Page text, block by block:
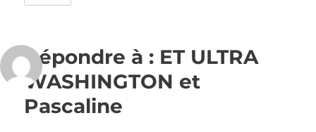
Répondre à : ET ULTRA
WASHINGTON et
Pascaline